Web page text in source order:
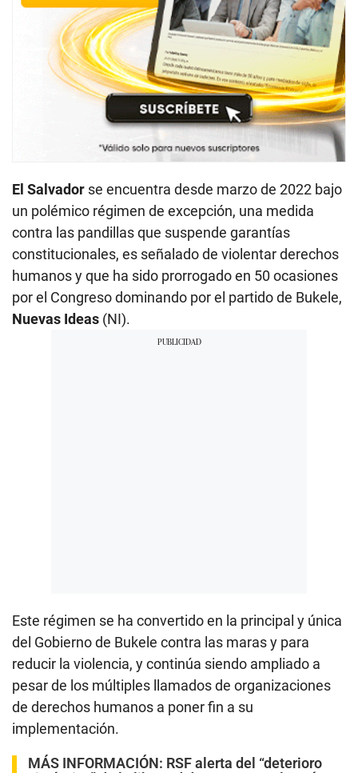
El Salvador se encuentra desde marzo de 2022 bajo
un polémico régimen de excepción, una medida
contra las pandillas que suspende garantías
constitucionales, es señalado de violentar derechos
humanos y que ha sido prorrogado en 50 ocasiones
por el Congreso dominando por el partido de Bukele,
Nuevas Ideas (NI).
Este régimen se ha convertido en la principal y única
del Gobierno de Bukele contra las maras y para
reducir la violencia, y continúa siendo ampliado a
pesar de los múltiples llamados de organizaciones
de derechos humanos a poner fin a su
implementación.
MÁS INFORMACIÓN: RSF alerta del “deterioro